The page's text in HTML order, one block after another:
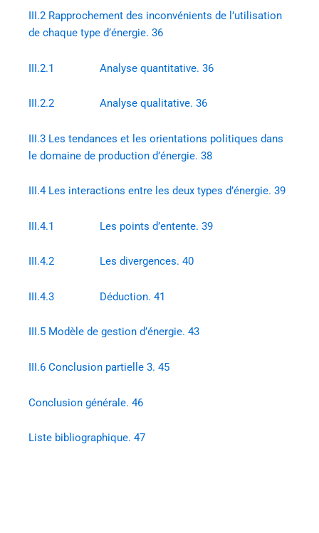
III.2 Rapprochement des inconvénients de l’utilisation
de chaque type d’énergie. 36
III.2.1 Analyse quantitative. 36
III.2.2 Analyse qualitative. 36
III.3 Les tendances et les orientations politiques dans
le domaine de production d’énergie. 38
III.4 Les interactions entre les deux types d’énergie. 39
III.4.1 Les points d’entente. 39
III.4.2 Les divergences. 40
III.4.3 Déduction. 41
III.5 Modèle de gestion d’énergie. 43
III.6 Conclusion partielle 3. 45
Conclusion générale. 46
Liste bibliographique. 47